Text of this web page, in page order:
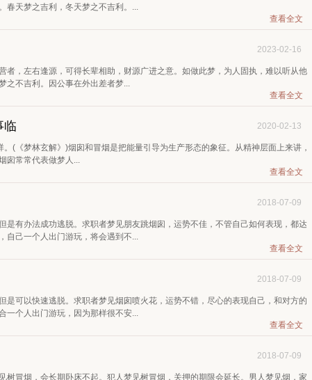
春天梦之吉利，冬天梦之不吉利。...
查看全文
2023-02-16
者，左右逢源，可得长辈相助，财源广进之意。如做此梦，为人固执，难以听从他
之不吉利。因公事在外出差者梦...
查看全文
临 2020-02-13
(《梦林玄解》)烟囱和冒烟是把能量引导为生产形态的象征。从精神层面上来讲，
囱常常代表做梦人...
查看全文
2018-07-09
是有办法成功逃脱。求职者梦见朋友跳烟囱，运势不佳，不管自己如何表现，都达
自己一个人出门游玩，将会遇到不...
查看全文
2018-07-09
是可以快速逃脱。求职者梦见烟囱喷火花，运势不错，尽心的表现自己，和对方的
一个人出门游玩，因为那样很不安...
查看全文
2018-07-09
树冒烟，会长期卧床不起。犯人梦见树冒烟，关押的期限会延长。男人梦见烟，家